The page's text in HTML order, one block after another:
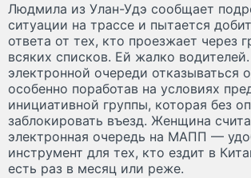
Людмила из Улан-Удэ сообщает
ситуации на трассе и пытается
ответа от тех, кто проезжает через
всяких списков. Ей жалко
электронной очереди отказываться
особенно поработав на условиях
инициативной группы, которая без
заблокировать въезд. Женщина
электронная очередь на МАПП —
инструмент для тех, кто ездит в
есть раз в месяц или реже.